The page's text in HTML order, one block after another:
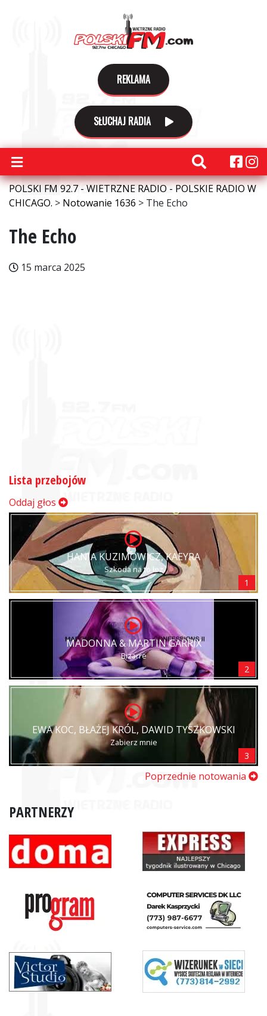
REKLAMA
SŁUCHAJ RADIA
POLSKI FM 92.7 - WIETRZNE RADIO - POLSKIE RADIO W
CHICAGO. > Notowanie 1636 > The Echo
The Echo
15 marca 2025
Lista przebojów
Oddaj głos
HANIA KUZIMOWICZ, KAEYRA
Szkoda na to łez
1
MADONNA & MARTIN GARRIX
Bizarre
2
EWA KOC, BŁAŻEJ KRÓL, DAWID TYSZKOWSKI
Zabierz mnie
3
Poprzednie notowania
PARTNERZY